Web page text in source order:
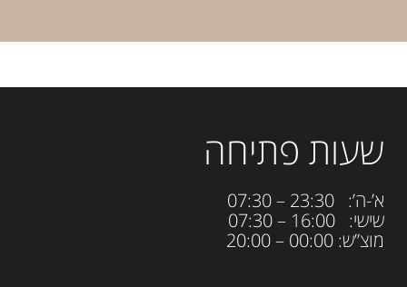
שעות פתיחה
א’-ה’: 23:30 – 07:30
שישי: 16:00 – 07:30
מוצ”ש: 00:00 – 20:00